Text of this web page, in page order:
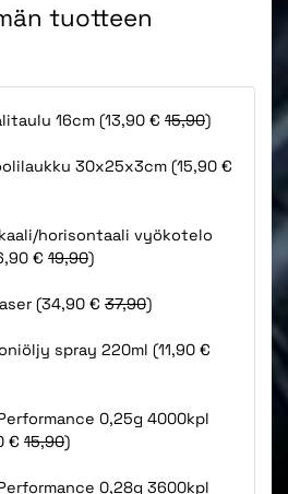
tuotteen
16cm (13,90 € 15,90)
30x25x3cm (15,90 €
horisontaali vyökotelo
€ 19,90)
(34,90 € 37,90)
spray 220ml (11,90 €
0,25g 4000kpl
€ 15,90)
0,28g 3600kpl